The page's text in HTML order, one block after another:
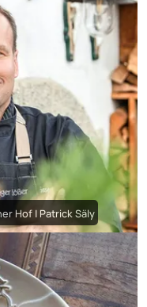
Hof | Patrick Säly